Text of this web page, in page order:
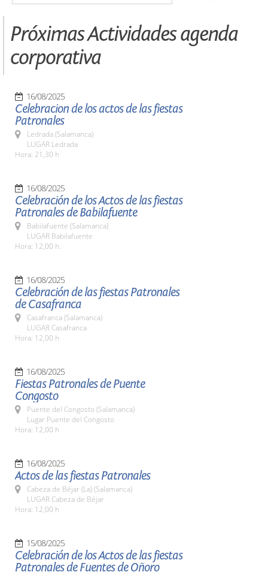
Próximas Actividades agenda
corporativa
16/08/2025
Celebracion de los actos de las fiestas
Patronales
Ledrada (Salamanca)
LUGAR Ledrada
Hora: 21,30 h
16/08/2025
Celebración de los Actos de las fiestas
Patronales de Babilafuente
Babilafuente (Salamanca)
LUGAR Babilafuente
Hora: 12,00 h.
16/08/2025
Celebración de las fiestas Patronales
de Casafranca
Casafranca (Salamanca)
LUGAR Casafranca
Hora: 12,00 h
16/08/2025
Fiestas Patronales de Puente
Congosto
Puente del Congosto (Salamanca)
Lugar Puente del Congosto
Hora: 12,00 h
16/08/2025
Actos de las fiestas Patronales
Cabeza de Béjar (La) (Salamanca)
LUGAR Cabeza de Béjar
Hora: 12,00 h
15/08/2025
Celebración de los Actos de las fiestas
Patronales de Fuentes de Oñoro